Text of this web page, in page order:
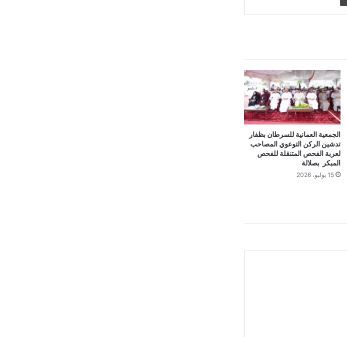
الجمعية العمانية للسرطان بظفار
تدشين الركن التوعوي المصاحب
لعربة الفحص المتنقلة للفحص
المبكر بصلالة
15 يوليو، 2026